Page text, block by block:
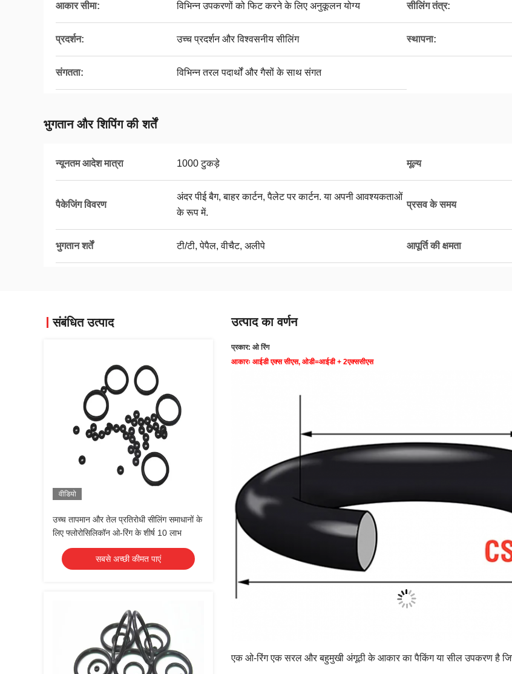
आकार सीमा: विभिन्न उपकरणों को फिट करने के लिए अनुकूलन योग्य सीलिंग तंत्र:
प्रदर्शन: उच्च प्रदर्शन और विश्वसनीय सीलिंग स्थापना:
संगतता: विभिन्न तरल पदार्थों और गैसों के साथ संगत
भुगतान और शिपिंग की शर्तें
न्यूनतम आदेश मात्रा 1000 टुकड़े मूल्य
पैकेजिंग विवरण
अंदर पीई बैग, बाहर कार्टन, पैलेट पर कार्टन. या अपनी आवश्यकताओं
के रूप में.
प्रसव के समय
भुगतान शर्तें टी/टी, पेपैल, वीचैट, अलीपे आपूर्ति की क्षमता
संबंधित उत्पाद
वीडियो
उच्च तापमान और तेल प्रतिरोधी सीलिंग समाधानों के
लिए फ्लोरोसिलिकॉन ओ-रिंग के शीर्ष 10 लाभ
सबसे अच्छी कीमत पाएं
उत्पाद का वर्णन
प्रकार: ओ रिंग
आकारः आईडी एक्स सीएस, ओडी=आईडी + 2एक्ससीएस
एक ओ-रिंग एक सरल और बहुमुखी अंगूठी के आकार का पैकिंग या सील उपकरण है